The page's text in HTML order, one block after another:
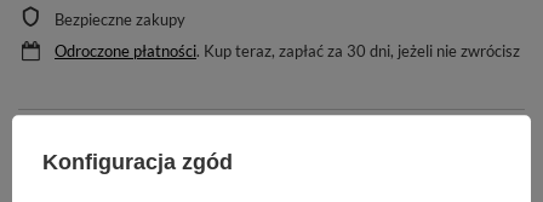
Bezpieczne zakupy
Odroczone płatności. Kup teraz, zapłać za 30 dni, jeżeli nie zwrócisz
Konfiguracja zgód